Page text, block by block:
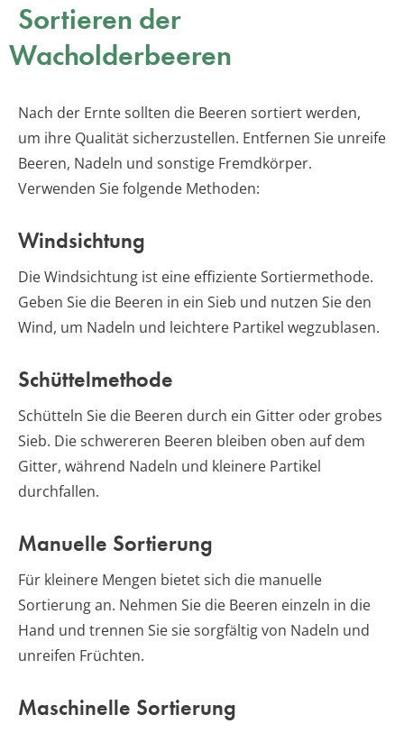
Sortieren der
Wacholderbeeren
Nach der Ernte sollten die Beeren sortiert werden,
um ihre Qualität sicherzustellen. Entfernen Sie unreife
Beeren, Nadeln und sonstige Fremdkörper.
Verwenden Sie folgende Methoden:
Windsichtung
Die Windsichtung ist eine effiziente Sortiermethode.
Geben Sie die Beeren in ein Sieb und nutzen Sie den
Wind, um Nadeln und leichtere Partikel wegzublasen.
Schüttelmethode
Schütteln Sie die Beeren durch ein Gitter oder grobes
Sieb. Die schwereren Beeren bleiben oben auf dem
Gitter, während Nadeln und kleinere Partikel
durchfallen.
Manuelle Sortierung
Für kleinere Mengen bietet sich die manuelle
Sortierung an. Nehmen Sie die Beeren einzeln in die
Hand und trennen Sie sie sorgfältig von Nadeln und
unreifen Früchten.
Maschinelle Sortierung